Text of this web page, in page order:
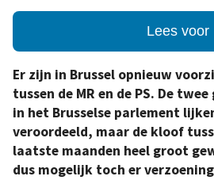
Lees voor
Er zijn in Brussel opnieuw
tussen de MR en de PS. De
in het Brusselse parlement
veroordeeld, maar de kloof
laatste maanden heel groot
dus mogelijk toch er